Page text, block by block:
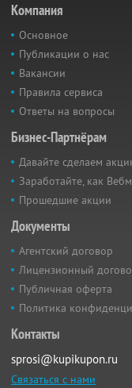
Компания
Основное
Публикации о нас
Вакансии
Правила сервиса
Ответы на вопросы
Бизнес-Партнёрам
Давайте сделаем
Заработайте, как
Прошедшие акции
Документы
Агентский договор
Лицензионный
Публичная оферта
Политика
Контакты
sprosi@kupikupon.ru
Связаться с нами